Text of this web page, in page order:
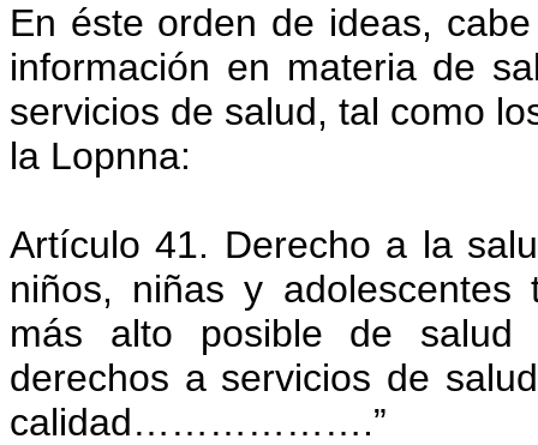
En éste orden de ideas,
información en materia de
servicios de salud, tal como
la Lopnna:
Artículo 41. Derecho a la
niños, niñas y
más alto posible de salud
derechos a servicios de
calidad……………….”